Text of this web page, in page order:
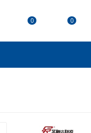
0 0